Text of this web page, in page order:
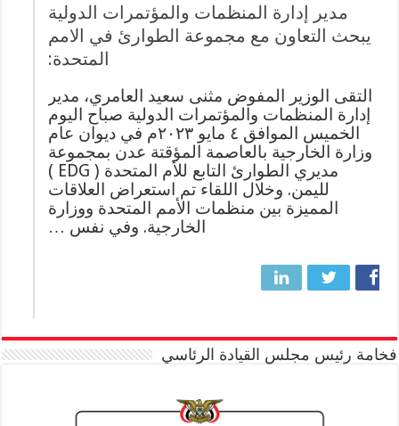
مدير إدارة المنظمات والمؤتمرات الدولية
يبحث التعاون مع مجموعة الطوارئ في الامم
المتحدة:
التقى الوزير المفوض مثنى سعيد العامري، مدير
إدارة المنظمات والمؤتمرات الدولية صباح اليوم
الخميس الموافق ٤ مايو ۲۰۲۳م في ديوان عام
وزارة الخارجية بالعاصمة المؤقتة عدن بمجموعة
مديري الطوارئ التابع للأم المتحدة ( EDG )
لليمن. وخلال اللقاء تم استعراض العلاقات
المميزة بين منظمات الأمم المتحدة ووزارة
الخارجية. وفي نفس …
فخامة رئيس مجلس القيادة الرئاسي